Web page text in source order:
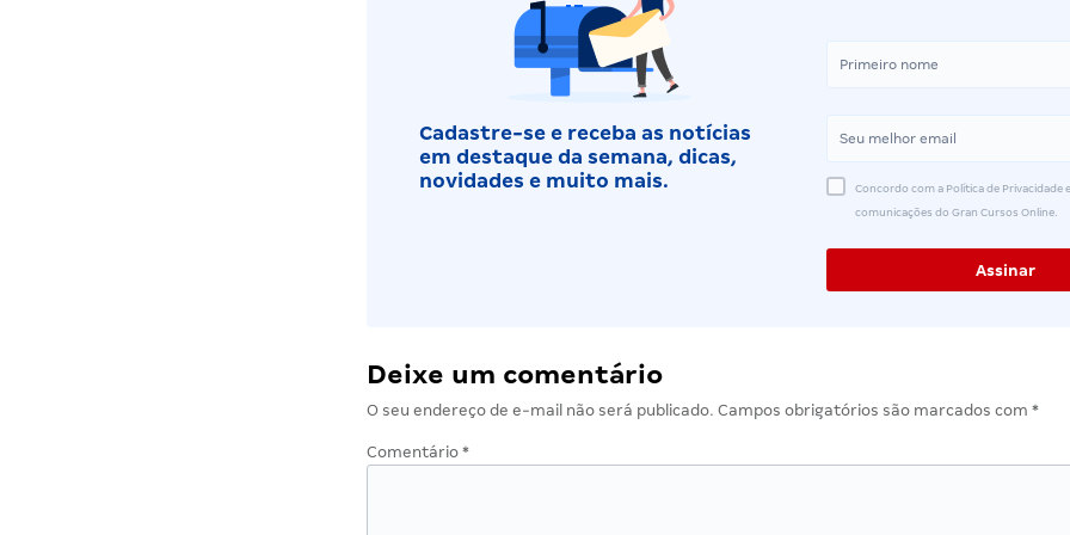
Cadastre-se e receba as notícias
em destaque da semana, dicas,
novidades e muito mais.
Concordo com a Política de Privacidade
comunicações do Gran Cursos Online.
Deixe um comentário
O seu endereço de e-mail não será publicado. Campos obrigatórios são marcados com *
Comentário *